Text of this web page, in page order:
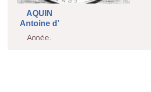
AQUIN
Antoine d'
Année: